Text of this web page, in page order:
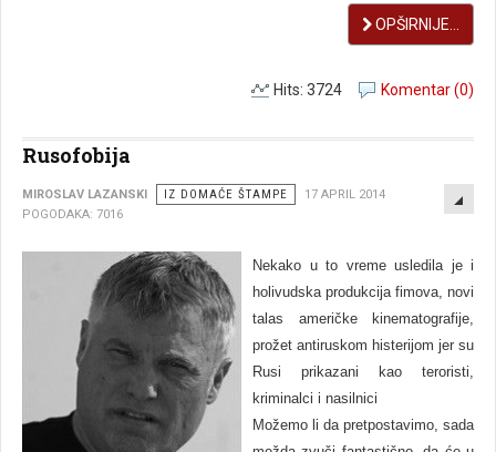
OPŠIRNIJE...
Komentar (0)
Hits: 3724
Rusofobija
MIROSLAV LAZANSKI IZ DOMAĆE ŠTAMPE
17 APRIL 2014
POGODAKA: 7016
Nekako u to vreme usledila je i
holivudska produkcija fimova, novi
talas američke kinematografije,
prožet antiruskom histerijom jer su
Rusi prikazani kao teroristi,
kriminalci i nasilnici
Možemo li da pretpostavimo, sada